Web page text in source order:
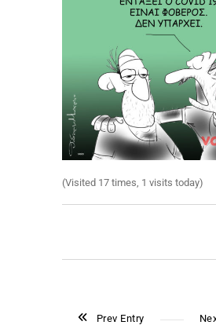
(Visited 17 times, 1 visits today)
Prev Entry